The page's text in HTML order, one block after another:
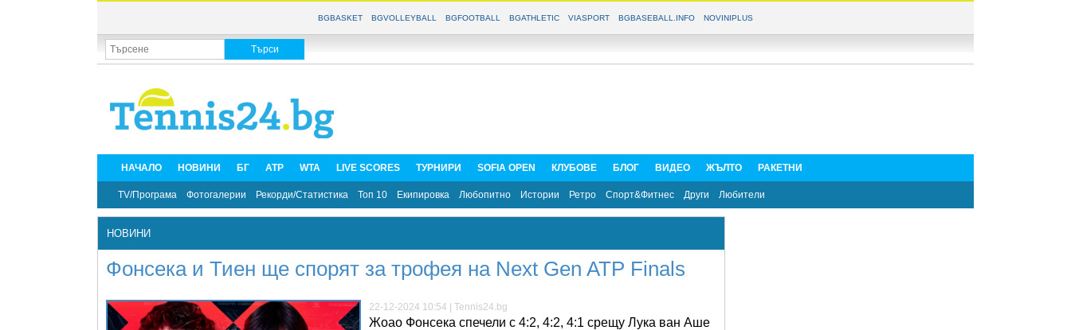
BGBASKET BGVOLLEYBALL BGFOOTBALL BGATHLETIC VIASPORT BGBASEBALL.INFO NOVINIPLUS
НАЧАЛО НОВИНИ БГ ATP WTA LIVE SCORES ТУРНИРИ SOFIA OPEN КЛУБОВЕ БЛОГ ВИДЕО ЖЪЛТО РАКЕТНИ
TV/Програма Фотогалерии Рекорди/Статистика Топ 10 Екипировка Любопитно Истории Ретро Спорт&Фитнес Други Любители
НОВИНИ
Фонсека и Тиен ще спорят за трофея на Next Gen ATP Finals
22-12-2024 10:54 | Tennis24.bg
Жоао Фонсека спечели с 4:2, 4:2, 4:1 срещу Лука ван Аше